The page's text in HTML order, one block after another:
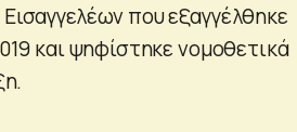
που εξαγγέλθηκε
και ψηφίστηκε νομοθετικά